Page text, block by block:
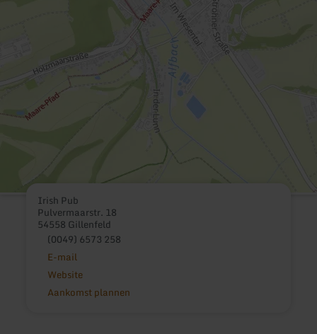
Irish Pub
Pulvermaarstr. 18
54558 Gillenfeld
(0049) 6573 258
E-mail
Website
Aankomst plannen